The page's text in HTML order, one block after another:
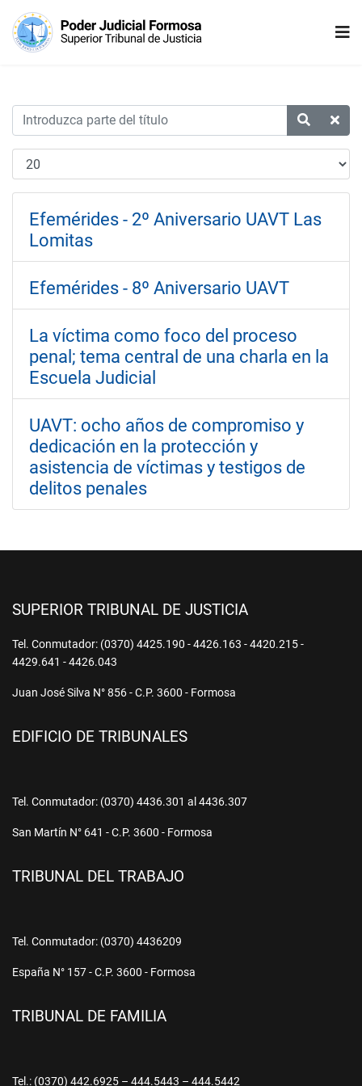
Efemérides - 2º Aniversario UAVT Las
Lomitas
Efemérides - 8º Aniversario UAVT
La víctima como foco del proceso
penal; tema central de una charla en la
Escuela Judicial
UAVT: ocho años de compromiso y
dedicación en la protección y
asistencia de víctimas y testigos de
delitos penales
SUPERIOR TRIBUNAL DE JUSTICIA
Tel. Conmutador: (0370) 4425.190 - 4426.163 - 4420.215 -
4429.641 - 4426.043
Juan José Silva N° 856 - C.P. 3600 - Formosa
EDIFICIO DE TRIBUNALES
Tel. Conmutador: (0370) 4436.301 al 4436.307
San Martín N° 641 - C.P. 3600 - Formosa
TRIBUNAL DEL TRABAJO
Tel. Conmutador: (0370) 4436209
España N° 157 - C.P. 3600 - Formosa
TRIBUNAL DE FAMILIA
Tel.: (0370) 442.6925 – 444.5443 – 444.5442